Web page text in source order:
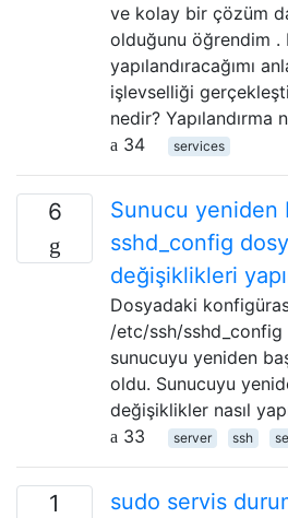
ve kolay bir çözüm
olduğunu öğrendim .
yapılandıracağımı
işlevselliği
nedir? Yapılandırma
34
services
6
Sunucu yeniden
sshd_config
değişiklikleri
Dosyadaki
/etc/ssh/sshd_config
sunucuyu yeniden
oldu. Sunucuyu
değişiklikler nasıl
33
server ssh
1 sudo servis